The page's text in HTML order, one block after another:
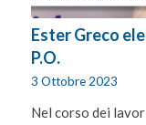
Ester Greco
P.O.
3 Ottobre 2023
Nel corso dei